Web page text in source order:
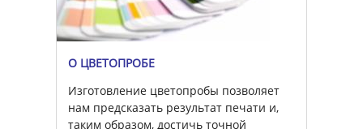
О ЦВЕТОПРОБЕ
Изготовление цветопробы позволяет
нам предсказать результат печати и,
таким образом, достичь точной